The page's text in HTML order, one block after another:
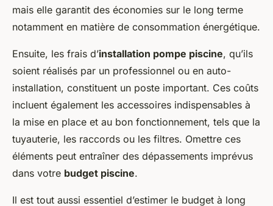
mais elle garantit des économies sur le long terme
notamment en matière de consommation énergétique.
Ensuite, les frais d’installation pompe piscine, qu’ils
soient réalisés par un professionnel ou en auto-
installation, constituent un poste important. Ces coûts
incluent également les accessoires indispensables à
la mise en place et au bon fonctionnement, tels que la
tuyauterie, les raccords ou les filtres. Omettre ces
éléments peut entraîner des dépassements imprévus
dans votre budget piscine.
Il est tout aussi essentiel d’estimer le budget à long